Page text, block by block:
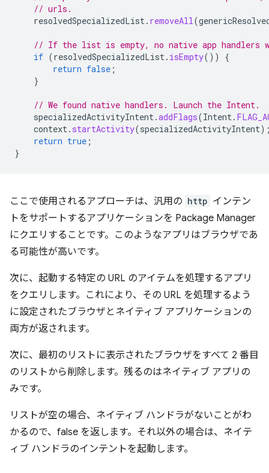
// urls.
resolvedSpecializedList. removeAll(
// If the list is empty, no native app handlers
if (resolvedSpecializedList. isEmpty())
{
return false ;
}
// We found native handlers. Launch the Intent.
specializedActivityIntent.addFlags(Intent.
context. startActivity(specializedActivityIntent
return true ;
}
ここで使用されるアプローチは、汎用の http インテン
トをサポートするアプリケーションを Package Manager
にクエリすることです。このようなアプリはブラウザであ
る可能性が高いです。
次に、起動する特定の URL のアイテムを処理するアプリ
をクエリします。これにより、その URL を処理するよう
に設定されたブラウザとネイティブ アプリケーションの
両方が返されます。
次に、最初のリストに表示されたブラウザをすべて 2 番目
のリストから削除します。残るのはネイティブ アプリの
みです。
リストが空の場合、ネイティブ ハンドラがないことがわ
かるので、false を返します。それ以外の場合は、ネイテ
ィブ ハンドラのインテントを起動します。